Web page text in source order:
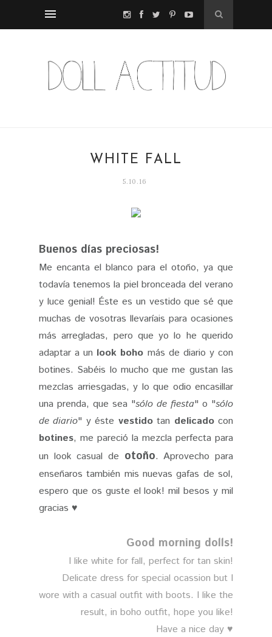
WHITE FALL
5.10.16
Buenos días preciosas!
Me encanta el blanco para el otoño, ya que
todavía tenemos la piel bronceada del verano
y luce genial! Éste es un vestido que sé que
muchas de vosotras llevaríais para ocasiones
más arregladas, pero que yo lo he querido
adaptar a un look boho más de diario y con
botines. Sabéis lo mucho que me gustan las
mezclas arriesgadas, y lo que odio encasillar
una prenda, que sea "sólo de fiesta" o "sólo
de diario" y éste vestidotan delicadocon
botines, me pareció la mezcla perfecta para
un look casual de otoño. Aprovecho para
enseñaros también mis nuevas gafas de sol,
espero que os guste el look! mil besos y mil
gracias ♥
Good morning dolls!
I like white for fall, perfect for tan skin!
Delicate dress for special ocassion but I
wore with a casual outfit with boots. I like the
result, in boho outfit, hope you like!
Have a nice day ♥